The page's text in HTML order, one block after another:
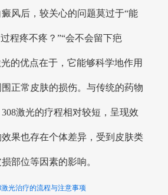
风后，较关心的问题莫过于“能
程疼不疼？”“会不会留下疤
的优点在于，它能够科学地作用
正常皮肤的损伤。与传统的药物
激光的疗程相对较短，呈现效
果也存在个体差异，受到皮肤类
部位等因素的影响。
激光治疗的流程与注意事项